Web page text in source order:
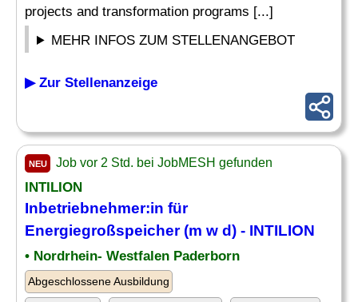
projects and transformation programs [...]
MEHR INFOS ZUM STELLENANGEBOT
▶ Zur Stellenanzeige
NEU Job vor 2 Std. bei JobMESH gefunden
INTILION
Inbetriebnehmer:in für
Energiegroßspeicher (m w d) - INTILION
• Nordrhein- Westfalen Paderborn
Abgeschlossene Ausbildung